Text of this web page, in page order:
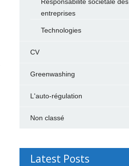
entreprises
Technologies
CV
Greenwashing
L'auto-régulation
Non classé
Latest Posts